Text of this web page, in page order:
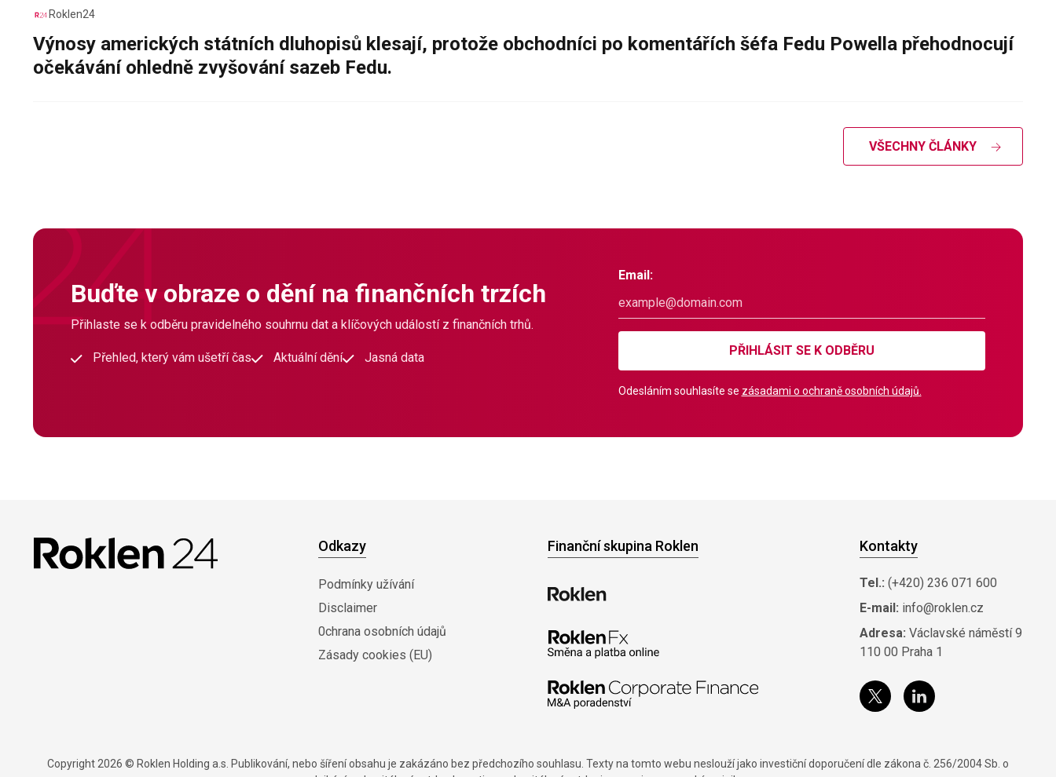
Roklen24
Výnosy amerických státních dluhopisů klesají, protože obchodníci po komentářích šéfa Fedu Powella přehodnocují
očekávání ohledně zvyšování sazeb Fedu.
VŠECHNY ČLÁNKY
Buďte v obraze o dění na finančních trzích
Přihlaste se k odběru pravidelného souhrnu dat a klíčových událostí z finančních trhů.
Přehled, který vám ušetří čas Aktuální dění Jasná data
Email:
PŘIHLÁSIT SE K ODBĚRU
Odesláním souhlasíte se zásadami o ochraně osobních údajů.
Odkazy
Podmínky užívání
Disclaimer
0chrana osobních údajů
Zásady cookies (EU)
Finanční skupina Roklen Kontakty
Tel.: (+420) 236 071 600
E-mail: info@roklen.cz
Adresa: Václavské náměstí 9
110 00 Praha 1
Copyright 2026 © Roklen Holding a.s. Publikování, nebo šíření obsahu je zakázáno bez předchozího souhlasu. Texty na tomto webu neslouží jako investiční doporučení dle zákona č. 256/2004 Sb. o